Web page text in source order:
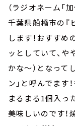
（ラジオネーム「加
千葉県船橋市の『
します！おすすめ
ッとしていて、や
かな～）となって
ン」と呼んでます
まるまる1個入っ
美味しいのです！